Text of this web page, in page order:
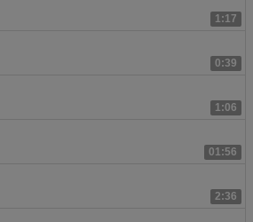
1:17
0:39
1:06
01:56
2:36